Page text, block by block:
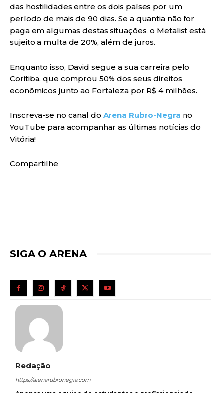
das hostilidades entre os dois países por um
período de mais de 90 dias. Se a quantia não for
paga em algumas destas situações, o Metalist está
sujeito a multa de 20%, além de juros.
Enquanto isso, David segue a sua carreira pelo
Coritiba, que comprou 50% dos seus direitos
econômicos junto ao Fortaleza por R$ 4 milhões.
Inscreva-se no canal do Arena Rubro-Negra no
YouTube para acompanhar as últimas notícias do
Vitória!
Compartilhe
SIGA O ARENA
Redação
https://arenarubronegra.com